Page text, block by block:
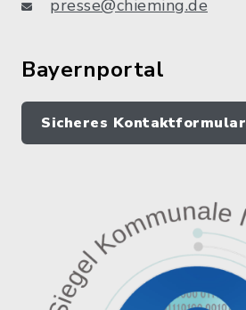
presse@chieming.de
Bayernportal
Sicheres Kontaktformular